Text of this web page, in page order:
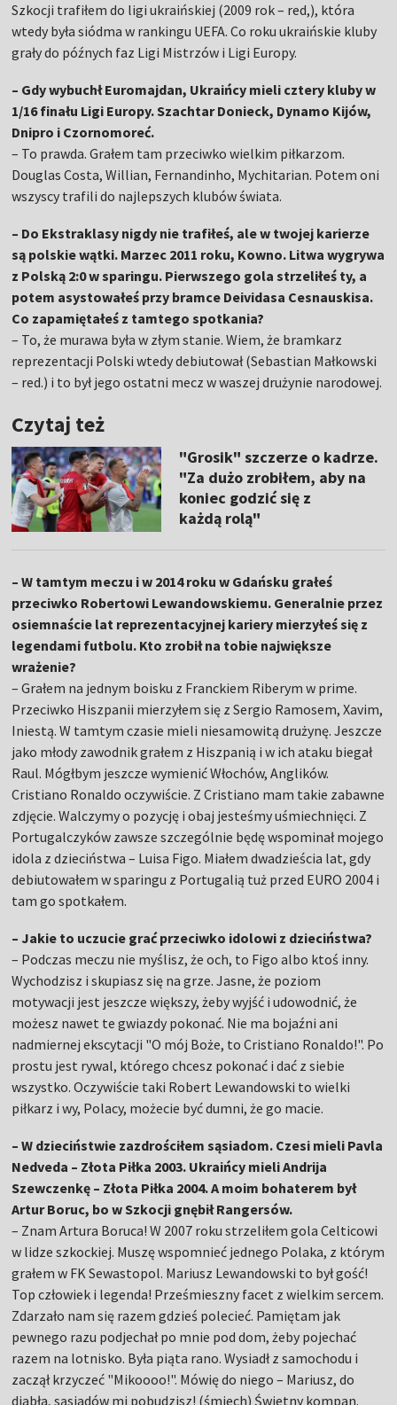
Szkocji trafiłem do ligi ukraińskiej (2009 rok – red,), która
wtedy była siódma w rankingu UEFA. Co roku ukraińskie kluby
grały do późnych faz Ligi Mistrzów i Ligi Europy.
– Gdy wybuchł Euromajdan, Ukraińcy mieli cztery kluby w
1/16 finału Ligi Europy. Szachtar Donieck, Dynamo Kijów,
Dnipro i Czornomoreć.
– To prawda. Grałem tam przeciwko wielkim piłkarzom.
Douglas Costa, Willian, Fernandinho, Mychitarian. Potem oni
wszyscy trafili do najlepszych klubów świata.
– Do Ekstraklasy nigdy nie trafiłeś, ale w twojej karierze
są polskie wątki. Marzec 2011 roku, Kowno. Litwa wygrywa
z Polską 2:0 w sparingu. Pierwszego gola strzeliłeś ty, a
potem asystowałeś przy bramce Deividasa Cesnauskisa.
Co zapamiętałeś z tamtego spotkania?
– To, że murawa była w złym stanie. Wiem, że bramkarz
reprezentacji Polski wtedy debiutował (Sebastian Małkowski
– red.) i to był jego ostatni mecz w waszej drużynie narodowej.
Czytaj też
"Grosik" szczerze o kadrze.
"Za dużo zrobiłem, aby na
koniec godzić się z
każdą rolą"
– W tamtym meczu i w 2014 roku w Gdańsku grałeś
przeciwko Robertowi Lewandowskiemu. Generalnie przez
osiemnaście lat reprezentacyjnej kariery mierzyłeś się z
legendami futbolu. Kto zrobił na tobie największe
wrażenie?
– Grałem na jednym boisku z Franckiem Riberym w prime.
Przeciwko Hiszpanii mierzyłem się z Sergio Ramosem, Xavim,
Iniestą. W tamtym czasie mieli niesamowitą drużynę. Jeszcze
jako młody zawodnik grałem z Hiszpanią i w ich ataku biegał
Raul. Mógłbym jeszcze wymienić Włochów, Anglików.
Cristiano Ronaldo oczywiście. Z Cristiano mam takie zabawne
zdjęcie. Walczymy o pozycję i obaj jesteśmy uśmiechnięci. Z
Portugalczyków zawsze szczególnie będę wspominał mojego
idola z dzieciństwa – Luisa Figo. Miałem dwadzieścia lat, gdy
debiutowałem w sparingu z Portugalią tuż przed EURO 2004 i
tam go spotkałem.
– Jakie to uczucie grać przeciwko idolowi z dzieciństwa?
– Podczas meczu nie myślisz, że och, to Figo albo ktoś inny.
Wychodzisz i skupiasz się na grze. Jasne, że poziom
motywacji jest jeszcze większy, żeby wyjść i udowodnić, że
możesz nawet te gwiazdy pokonać. Nie ma bojaźni ani
nadmiernej ekscytacji "O mój Boże, to Cristiano Ronaldo!". Po
prostu jest rywal, którego chcesz pokonać i dać z siebie
wszystko. Oczywiście taki Robert Lewandowski to wielki
piłkarz i wy, Polacy, możecie być dumni, że go macie.
– W dzieciństwie zazdrościłem sąsiadom. Czesi mieli Pavla
Nedveda – Złota Piłka 2003. Ukraińcy mieli Andrija
Szewczenkę – Złota Piłka 2004. A moim bohaterem był
Artur Boruc, bo w Szkocji gnębił Rangersów.
– Znam Artura Boruca! W 2007 roku strzeliłem gola Celticowi
w lidze szkockiej. Muszę wspomnieć jednego Polaka, z którym
grałem w FK Sewastopol. Mariusz Lewandowski to był gość!
Top człowiek i legenda! Prześmieszny facet z wielkim sercem.
Zdarzało nam się razem gdzieś polecieć. Pamiętam jak
pewnego razu podjechał po mnie pod dom, żeby pojechać
razem na lotnisko. Była piąta rano. Wysiadł z samochodu i
zaczął krzyczeć "Mikoooo!". Mówię do niego – Mariusz, do
diabła, sąsiadów mi pobudzisz! (śmiech) Świetny kompan.